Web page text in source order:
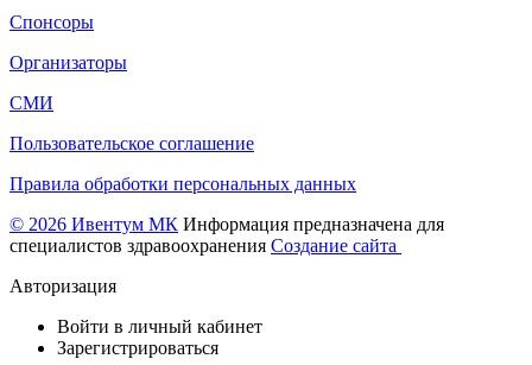
Спонсоры
Организаторы
СМИ
Пользовательское соглашение
Правила обработки персональных данных
© 2026 Ивентум МК Информация предназначена для
специалистов здравоохранения Создание сайта
Авторизация
Войти в личный кабинет
Зарегистрироваться